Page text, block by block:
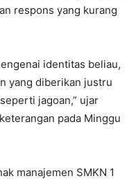
respons yang kurang
identitas beliau,
yang diberikan justru
jagoan,” ujar
pada Minggu
manajemen SMKN 1